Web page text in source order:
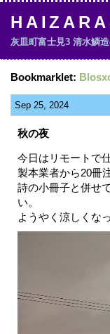
灰皿町富士見3 清水鱗
Bookmarklet:
Sep 25, 2024
秋の夜
今日はリモートで
製本業者から20冊
詩の小冊子と併せ
い。
ようやく涼しくな